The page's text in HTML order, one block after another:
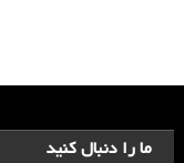
ما را دنبال کنید